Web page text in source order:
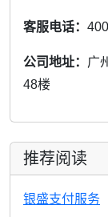
客服电话：
公司地址： 广
48楼
推荐阅读
银盛支付服务